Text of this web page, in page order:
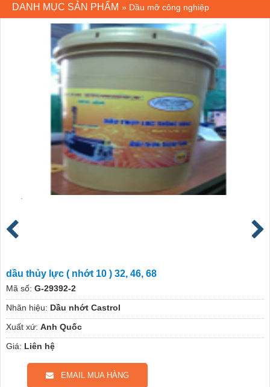
DANH MỤC SẢN PHẨM » Dầu mỡ công nghiệp
dầu thủy lực ( nhớt 10 ) 32, 46, 68
Mã số: G-29392-2
Nhãn hiệu: Dầu nhớt Castrol
Xuất xứ: Anh Quốc
Giá: Liên hệ
EMAIL MUA HÀNG